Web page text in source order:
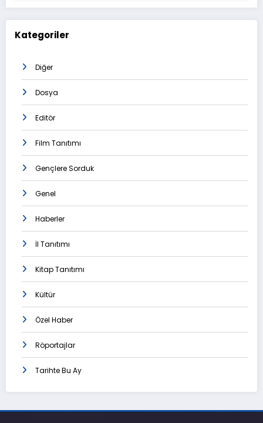
Kategoriler
Diğer
Dosya
Editör
Film Tanıtımı
Gençlere Sorduk
Genel
Haberler
İl Tanıtımı
Kitap Tanıtımı
Kültür
Özel Haber
Röportajlar
Tarihte Bu Ay